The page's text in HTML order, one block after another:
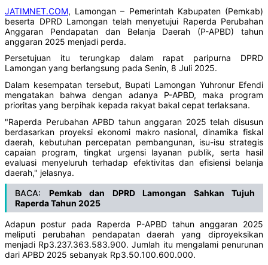
JATIMNET.COM, Lamongan – Pemerintah Kabupaten (Pemkab)
beserta DPRD Lamongan telah menyetujui Raperda Perubahan
Anggaran Pendapatan dan Belanja Daerah (P-APBD) tahun
anggaran 2025 menjadi perda.
Persetujuan itu terungkap dalam rapat paripurna DPRD
Lamongan yang berlangsung pada Senin, 8 Juli 2025.
Dalam kesempatan tersebut, Bupati Lamongan Yuhronur Efendi
mengatakan bahwa dengan adanya P-APBD, maka program
prioritas yang berpihak kepada rakyat bakal cepat terlaksana.
"Raperda Perubahan APBD tahun anggaran 2025 telah disusun
berdasarkan proyeksi ekonomi makro nasional, dinamika fiskal
daerah, kebutuhan percepatan pembangunan, isu-isu strategis
capaian program, tingkat urgensi layanan publik, serta hasil
evaluasi menyeluruh terhadap efektivitas dan efisiensi belanja
daerah," jelasnya.
BACA: Pemkab dan DPRD Lamongan Sahkan Tujuh
Raperda Tahun 2025
Adapun postur pada Raperda P-APBD tahun anggaran 2025
meliputi perubahan pendapatan daerah yang diproyeksikan
menjadi Rp3.237.363.583.900. Jumlah itu mengalami penurunan
dari APBD 2025 sebanyak Rp3.50.100.600.000.